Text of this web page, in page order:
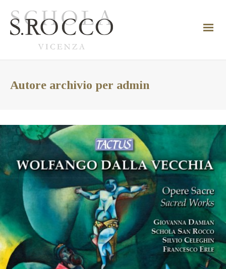
Autore archivio per admin